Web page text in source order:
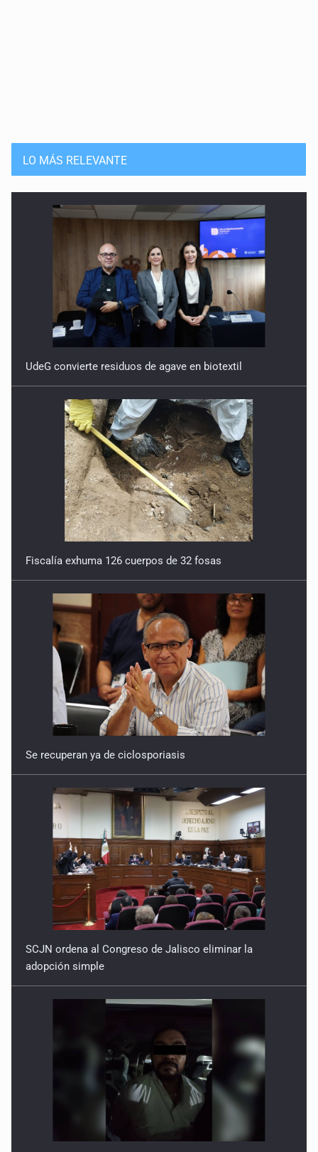
LO MÁS RELEVANTE
UdeG convierte residuos de agave en biotextil
Fiscalía exhuma 126 cuerpos de 32 fosas
Se recuperan ya de ciclosporiasis
SCJN ordena al Congreso de Jalisco eliminar la
adopción simple